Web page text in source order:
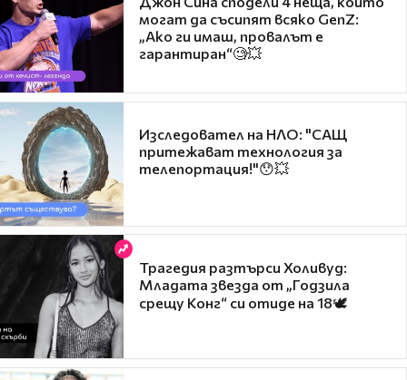
могат да съсипят всяко GenZ:
„Ако ги имаш, провалът е
гарантиран“🧐💥
Изследовател на НЛО: "САЩ
притежават технология за
телепортация!"😯💥
Трагедия разтърси Холивуд:
Младата звезда от „Годзила
срещу Конг“ си отиде на 18🕊️